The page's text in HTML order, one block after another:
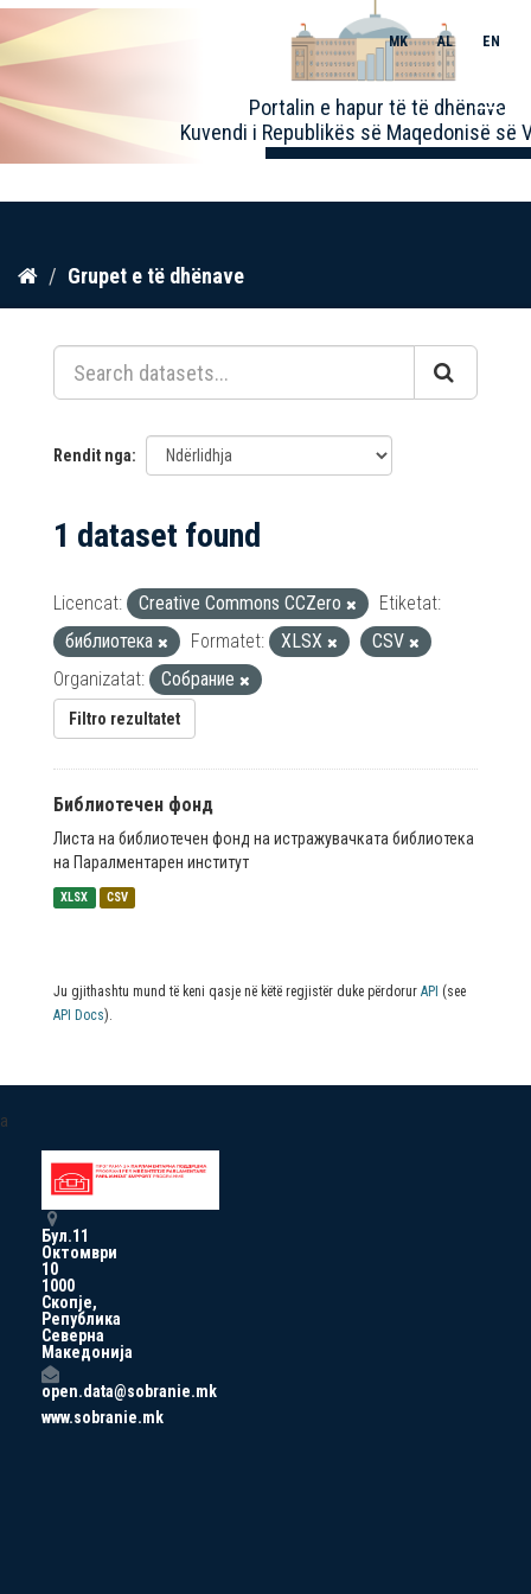
Kalo
përmbajtja
Portalin e hapur të të dhënave
Kuvendi i Republikës së Maqedonisë së
MK AL EN
Toggle
Grupet e të dhënave
Rendit nga
1 dataset found
Licencat: Creative Commons CCZero
Etiketat:
библиотека
Formatet: XLSX
CSV
Organizatat:
Собрание
Filtro rezultatet
Библиотечен фонд
Листа на библиотечен фонд на истражувачката библиотека
на Паралментарен институт
XLSX CSV
Ju gjithashtu mund të keni qasje në këtë regjistër duke përdorur API (see
API Docs).
a
Бул.11
Октомври
10
1000
Скопје,
Република
Северна
Македонија
open.data@sobranie.mk
www.sobranie.mk